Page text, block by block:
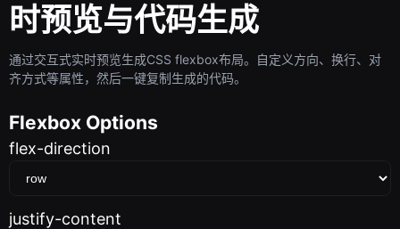
时预览与代码生成
通过交互式实时预览生成CSS flexbox布局。自定义方向、换行、对
齐方式等属性，然后一键复制生成的代码。
Flexbox Options
flex-direction
justify-content